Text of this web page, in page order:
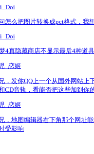
怎么把图片转换成pct格式，我
4真隐藏商店不显示最后4种道
_恋姬
，发你QQ上一个从国外网站上
CD音轨，看能否把这些加到你
_恋姬
，地图编辑器右下角那个网址
受影响